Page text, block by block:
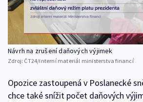
Návrh na zrušení daňových výjimek
Zdroj: ČT24/interní materiál ministerstva financí
Opozice zastoupená v Poslanecké
chce také snížit počet daňových